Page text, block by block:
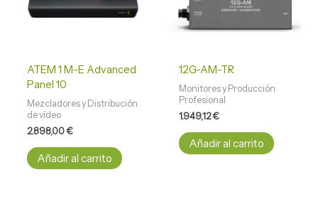
ATEM 1 M-E Advanced
Panel 10
Mezcladores y Distribución
de vídeo
2.898,00€
Añadir al carrito
12G-AM-TR
Monitores y Producción
Profesional
1.949,12€
Añadir al carrito